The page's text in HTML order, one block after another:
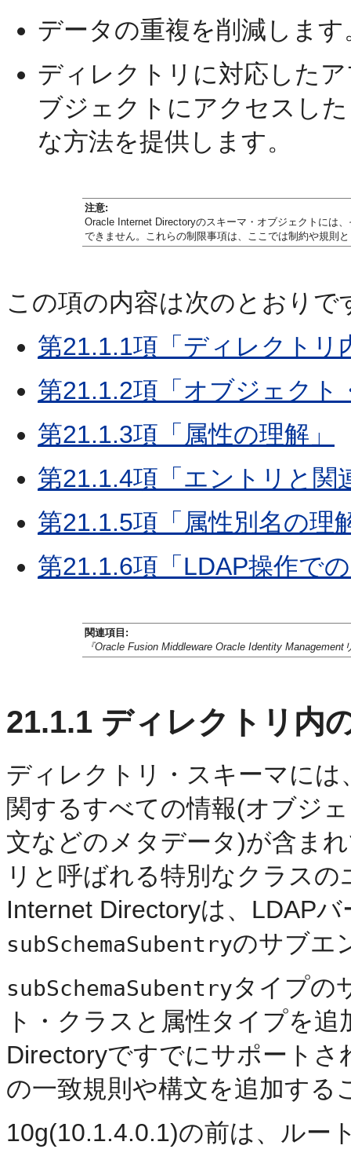
データの重複を削減します
ディレクトリに対応した
ブジェクトにアクセスし
な方法を提供します。
注意:
Oracle Internet Directoryのスキーマ・オブジェクトには
できません。これらの制限事項は、ここでは制約や規則
この項の内容は次のとおりで
第21.1.1項「ディレクトリ
第21.1.2項「オブジェクト
第21.1.3項「属性の理解」
第21.1.4項「エントリと関
第21.1.5項「属性別名の理
第21.1.6項「LDAP操作で
関連項目:
『Oracle Fusion Middleware Oracle Identity Management
21.1.1 ディレクトリ内
ディレクトリ・スキーマに
関するすべての情報(オブジ
文などの メタデータ)が含ま
リと呼ばれる特別なクラス
Internet Directoryは、LDAP
subSchemaSubentryのサブエ
subSchemaSubentryタイプの
ト・クラスと属性タイプを
Directoryですでにサポート
の一致規則や構文を追加する
10g(10.1.4.0.1)の前は、ルー